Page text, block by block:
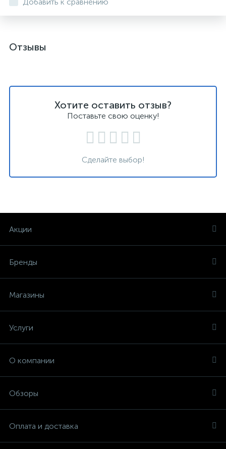
Отзывы
Хотите оставить отзыв?
Поставьте свою оценку!
Сделайте выбор!
Акции
Бренды
Магазины
Услуги
О компании
Обзоры
Оплата и доставка